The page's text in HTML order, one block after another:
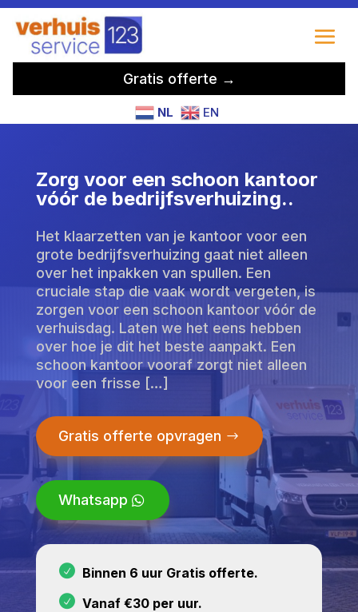
Gratis offerte →
NL EN
Zorg voor een schoon kantoor
vóór de bedrijfsverhuizing.​.
Het klaarzetten van je kantoor voor een
grote bedrijfsverhuizing gaat niet alleen
over het inpakken van spullen. Een
cruciale stap die vaak wordt vergeten, is
zorgen voor een schoon kantoor vóór de
verhuisdag. Laten we het eens hebben
over hoe je dit het beste aanpakt. Een
schoon kantoor vooraf zorgt niet alleen
voor een frisse […]
Gratis offerte opvragen
Whatsapp
Binnen 6 uur Gratis offerte.
Vanaf €30 per uur.